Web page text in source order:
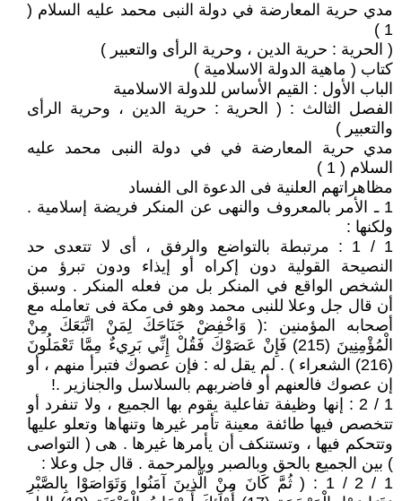
مدي حرية المعارضة في دولة النبى محمد عليه السلام (
1 )
( الحرية : حرية الدين ، وحرية الرأى والتعبير )
كتاب ( ماهية الدولة الاسلامية )
الباب الأول : القيم الأساس للدولة الاسلامية
الفصل الثالث : ( الحرية : حرية الدين ، وحرية الرأى
والتعبير )
مدي حرية المعارضة في في دولة النبى محمد عليه
السلام ( 1 )
مظاهراتهم العلنية فى الدعوة الى الفساد
1 ـ الأمر بالمعروف والنهى عن المنكر فريضة إسلامية .
ولكنها :
1 / 1 : مرتبطة بالتواضع والرفق ، أى لا تتعدى حد
النصيحة القولية دون إكراه أو إيذاء ودون تبرؤ من
الشخص الواقع في المنكر بل من فعله المنكر . وسبق
أن قال جل وعلا للنبى محمد وهو فى مكة فى تعامله مع
أصحابه المؤمنين :( وَاخْفِضْ جَنَاحَكَ لِمَنْ اتَّبَعَكَ مِنْ
الْمُؤْمِنِينَ (215) فَإِنْ عَصَوْكَ فَقُلْ إِنِّي بَرِيءٌ مِمَّا تَعْمَلُونَ
(216) الشعراء ) . لم يقل له : فإن عصوك فتبرأ منهم ، أو
إن عصوك فالعنهم أو فاضربهم بالسلاسل والجنازير .!
1 / 2 : إنها وظيفة تفاعلية يقوم بها الجميع ، ولا تنفرد أو
تتخصص فيها طائفة معينة تأمر غيرها وتنهاها وتعلو عليها
وتتحكم فيها ، وتستنكف أن يأمرها غيرها . هى ( التواصى
) بين الجميع بالحق وبالصبر وبالمرحمة . قال جل وعلا :
1 / 2 / 1 : ( ثُمَّ كَانَ مِنْ الَّذِينَ آمَنُوا وَتَوَاصَوْا بِالصَّبْرِ